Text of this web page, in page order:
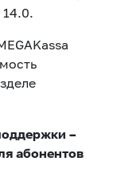
–
абонентов